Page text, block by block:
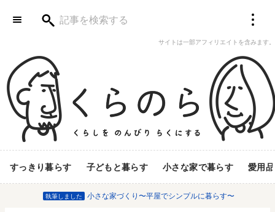
サイトは一部アフィリエイトを含みます。
すっきり暮らす 子どもと暮らす 小さな家で暮らす 愛用品
執筆しました 小さな家づくり〜平屋でシンプルに暮らす〜